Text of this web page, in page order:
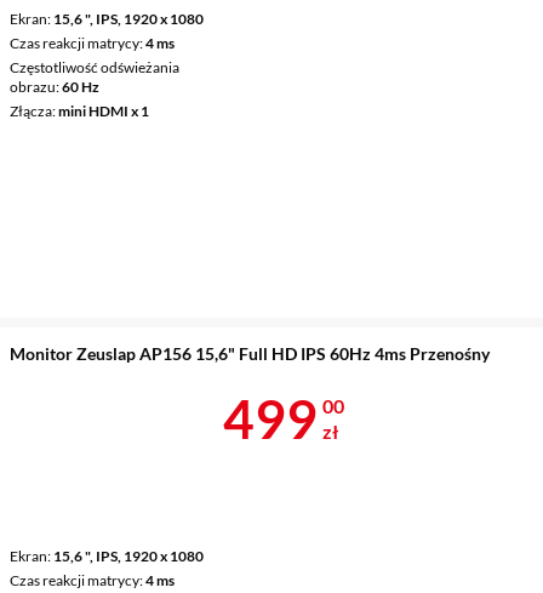
Ekran 15,6 ", IPS, 1920 x 1080
Czas reakcji matrycy 4 ms
Częstotliwość odświeżania
obrazu 60 Hz
Złącza mini HDMI x 1
Monitor Zeuslap AP156 15,6" Full HD IPS 60Hz 4ms Przenośny
Ekran 15,6 ", IPS, 1920 x 1080
Czas reakcji matrycy 4 ms
Cena 499 zł
499 00
zł